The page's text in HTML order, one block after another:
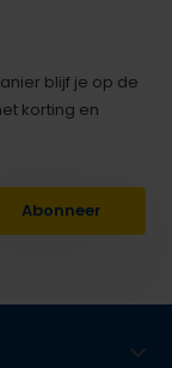
blijf je op de
korting en
Abonneer